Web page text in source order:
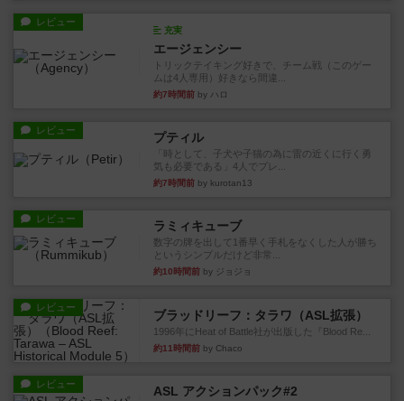
レビュー
充実
エージェンシー
トリックテイキング好きで、チーム戦（このゲー
ムは4人専用）好きなら間違...
約7時間前 by ハロ
レビュー プティル
「時として、子犬や子猫の為に雷の近くに行く勇
気も必要である」4人でプレ...
約7時間前 by kurotan13
レビュー ラミィキューブ
数字の牌を出して1番早く手札をなくした人が勝ち
というシンプルだけど非常...
約10時間前 by ジョジョ
レビュー
ブラッドリーフ：タラワ（ASL拡張）
1996年にHeat of Battle社が出版した『Blood Re...
約11時間前 by Chaco
レビュー ASL アクションパック#2